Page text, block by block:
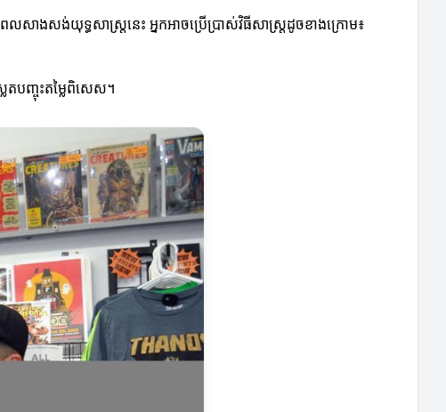
ងសង់យុទ្ធសាស្ត្រនេះ អ្នកអាចប្រើប្រាស់វិធីសាស្ត្រដូចខាងក្រោម៖
បញ្ចុះតម្លៃពិសេស។